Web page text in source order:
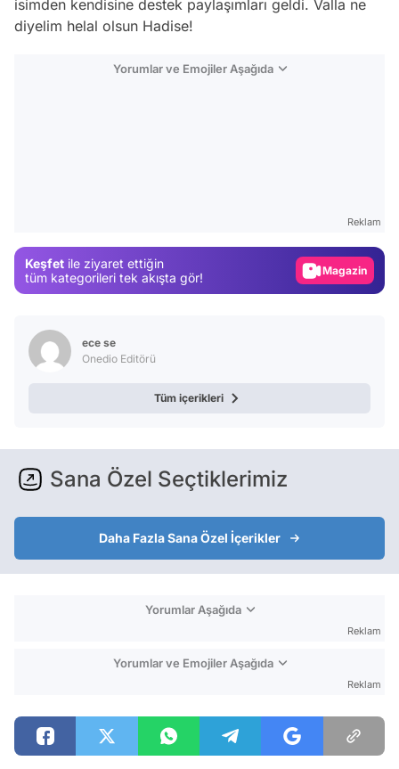
isimden kendisine destek paylaşımları geldi. Valla ne
diyelim helal olsun Hadise!
Yorumlar ve Emojiler Aşağıda
Reklam
Keşfet ile ziyaret ettiğin
tüm kategorileri tek akışta gör!
Video
ece se
Onedio Editörü
Tüm içerikleri
Sana Özel Seçtiklerimiz
Daha Fazla Sana Özel İçerikler
Yorumlar Aşağıda
Reklam
Yorumlar ve Emojiler Aşağıda
Reklam